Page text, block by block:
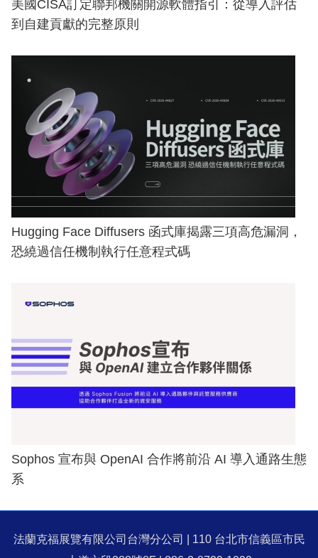
美國CISA訂定聯邦機關開源軟體指引：從導入評估
到自建貢獻的完整原則
Hugging Face Diffusers 函式庫揭露三項高危漏洞，
恐繞過信任機制執行任意程式碼
Sophos 宣布與 OpenAI 合作將前沿 AI 導入通路生態
系
法蘭克福展覽有限公司台灣分公司 | 110 台北市信義區市民